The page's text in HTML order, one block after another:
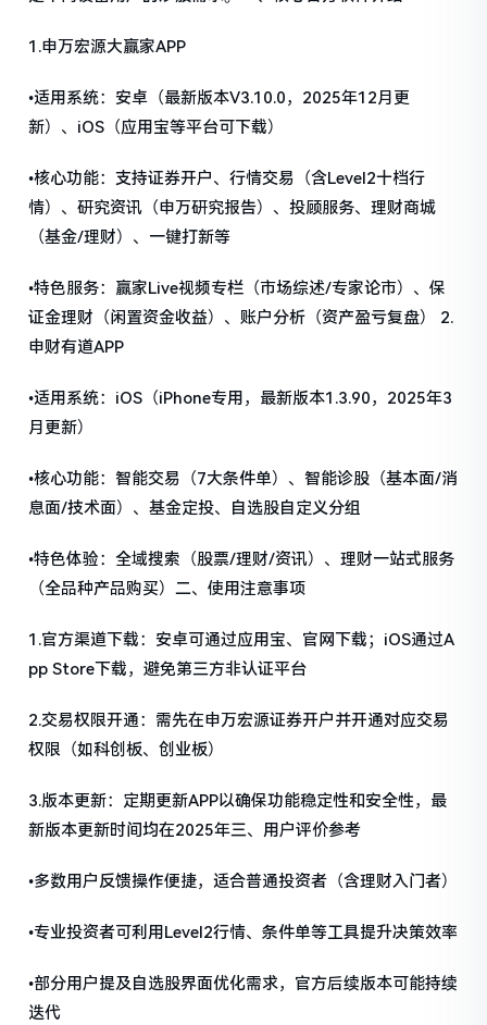
1.申万宏源大赢家APP
•适用系统：安卓（最新版本V3.10.0，2025年12月更
新）、iOS（应用宝等平台可下载）
•核心功能：支持证券开户、行情交易（含Level2十档行
情）、研究资讯（申万研究报告）、投顾服务、理财商城
（基金/理财）、一键打新等
•特色服务：赢家Live视频专栏（市场综述/专家论市）、保
证金理财（闲置资金收益）、账户分析（资产盈亏复盘） 2.
申财有道APP
•适用系统：iOS（iPhone专用，最新版本1.3.90，2025年3
月更新）
•核心功能：智能交易（7大条件单）、智能诊股（基本面/消
息面/技术面）、基金定投、自选股自定义分组
•特色体验：全域搜索（股票/理财/资讯）、理财一站式服务
（全品种产品购买）二、使用注意事项
1.官方渠道下载：安卓可通过应用宝、官网下载；iOS通过A
pp Store下载，避免第三方非认证平台
2.交易权限开通：需先在申万宏源证券开户并开通对应交易
权限（如科创板、创业板）
3.版本更新：定期更新APP以确保功能稳定性和安全性，最
新版本更新时间均在2025年三、用户评价参考
•多数用户反馈操作便捷，适合普通投资者（含理财入门者）
•专业投资者可利用Level2行情、条件单等工具提升决策效率
•部分用户提及自选股界面优化需求，官方后续版本可能持续
迭代